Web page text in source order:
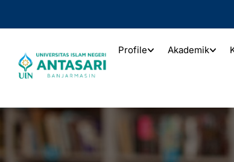
Profile Akademik